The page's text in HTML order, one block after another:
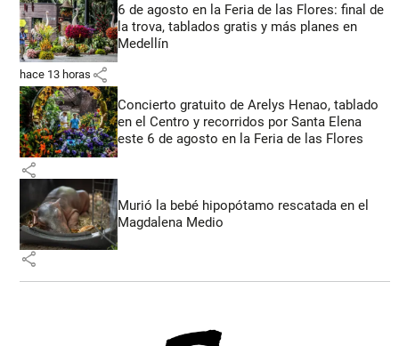
6 de agosto en la Feria de las Flores: final de
la trova, tablados gratis y más planes en
Medellín
hace 13 horas share
Concierto gratuito de Arelys Henao, tablado
en el Centro y recorridos por Santa Elena
este 6 de agosto en la Feria de las Flores
share
Murió la bebé hipopótamo rescatada en el
Magdalena Medio
share